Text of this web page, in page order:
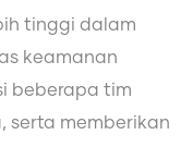
tinggi dalam
keamanan
beberapa tim
serta memberikan